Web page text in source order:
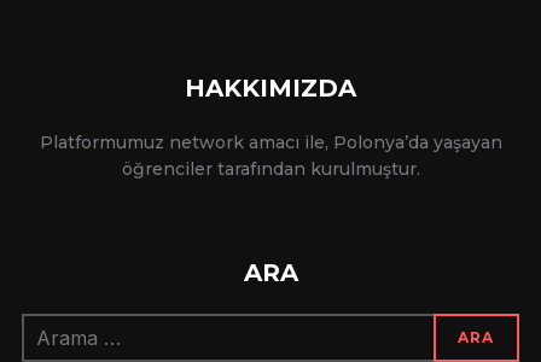
HAKKIMIZDA
Platformumuz network amacı ile, Polonya’da yaşayan
öğrenciler tarafından kurulmuştur.
ARA
Arama:
ARA